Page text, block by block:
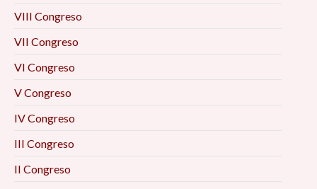
VIII Congreso
VII Congreso
VI Congreso
V Congreso
IV Congreso
III Congreso
II Congreso